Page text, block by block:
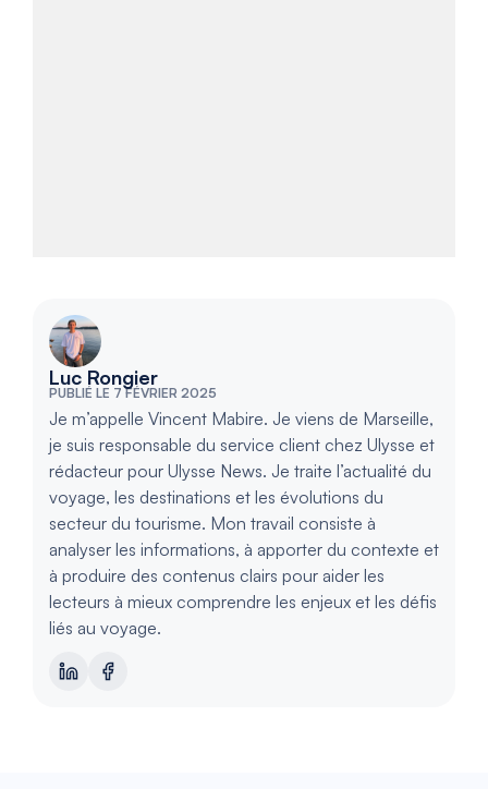
Luc Rongier
PUBLIÉ LE 7 FÉVRIER 2025
Je m’appelle Vincent Mabire. Je viens de Marseille,
je suis responsable du service client chez Ulysse et
rédacteur pour Ulysse News. Je traite l’actualité du
voyage, les destinations et les évolutions du
secteur du tourisme. Mon travail consiste à
analyser les informations, à apporter du contexte et
à produire des contenus clairs pour aider les
lecteurs à mieux comprendre les enjeux et les défis
liés au voyage.